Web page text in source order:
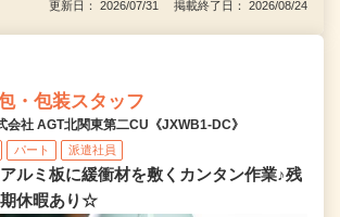
更新日： 2026/07/31 掲載終了日： 2026/08/24
・包装スタッフ
会社 AGT北関東第二CU《JXWB1-DC》
パート 派遣社員
アルミ板に緩衝材を敷くカンタン作業♪残
休暇あり☆